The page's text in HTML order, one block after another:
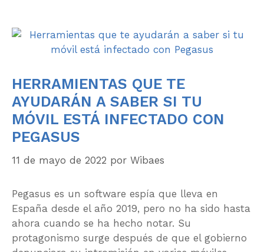
HERRAMIENTAS QUE TE
AYUDARÁN A SABER SI TU
MÓVIL ESTÁ INFECTADO CON
PEGASUS
11 de mayo de 2022 por Wibaes
Pegasus es un software espía que lleva en
España desde el año 2019, pero no ha sido hasta
ahora cuando se ha hecho notar. Su
protagonismo surge después de que el gobierno